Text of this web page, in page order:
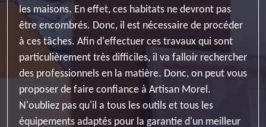
les maisons. En effet, ces habitats ne devront pas
être encombrés. Donc, il est nécessaire de procéder
à ces tâches. Afin d'effectuer ces travaux qui sont
particulièrement très difficiles, il va falloir rechercher
des professionnels en la matière. Donc, on peut vous
proposer de faire confiance à Artisan Morel.
N'oubliez pas qu'il a tous les outils et tous les
équipements adaptés pour la garantie d'un meilleur